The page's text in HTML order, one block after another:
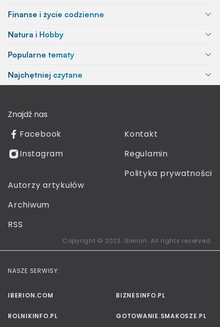
Finanse i życie codzienne
Natura i Hobby
Popularne tematy
Najchętniej czytane
Znajdź nas
Facebook
Instagram
Kontakt
Regulamin
Polityka prywatności
Autorzy artykułów
Archiwum
RSS
Copyright © 2023. Iberion. All rights reserved.
NASZE SERWISY:
IBERION.COM BIZNESINFO.PL
ROLNIKINFO.PL GOTOWANIE.SMAKOSZE.PL